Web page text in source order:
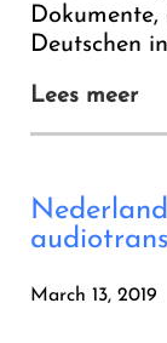
Deutschen
Lees meer
March 13, 2019